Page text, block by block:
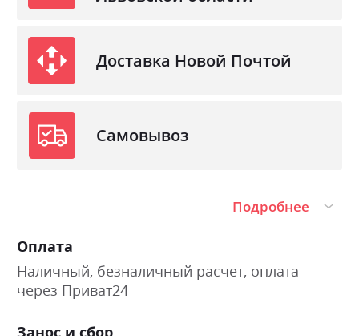
Доставка Новой Почтой
Самовывоз
Подробнее
Оплата
Наличный, безналичный расчет, оплата
через Приват24
Занос и сбор